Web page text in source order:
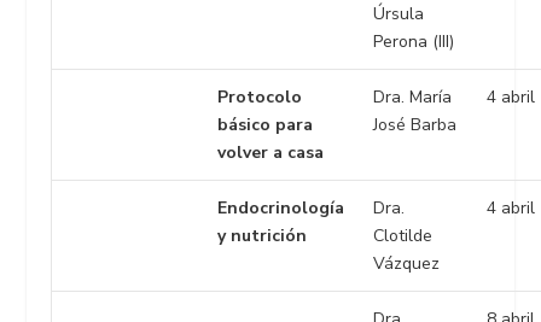
Úrsula
Perona (III)
Protocolo
básico para
volver a casa
Dra. María
José Barba
4 abril
Endocrinología
y nutrición
Dra.
Clotilde
Vázquez
4 abril